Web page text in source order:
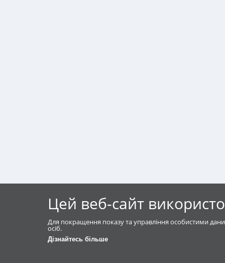
Цей веб-сайт
Для покращення показу та управління особистими
осіб.
Дізнайтесь більше